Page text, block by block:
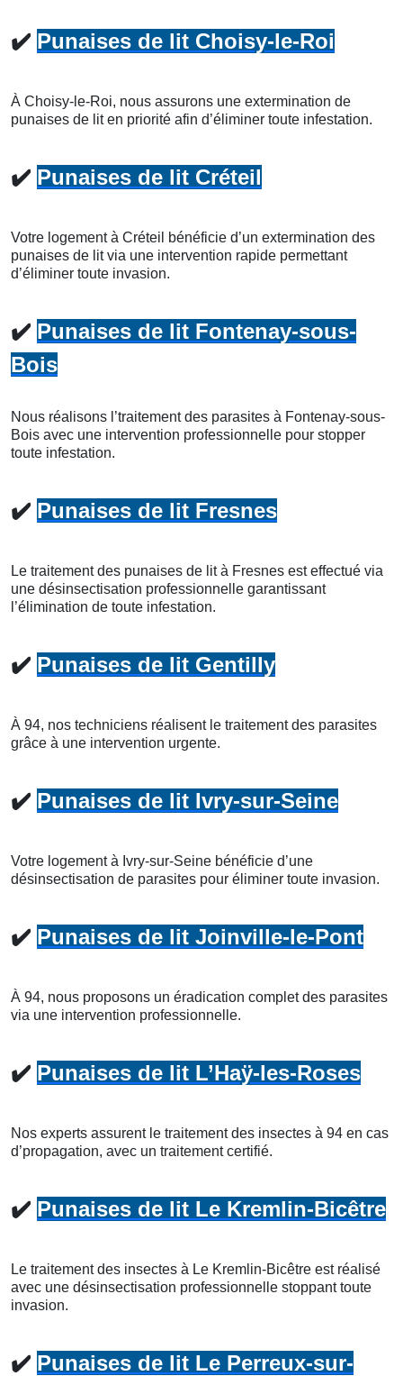
✔️ Punaises de lit Choisy-le-Roi
À Choisy-le-Roi, nous assurons une extermination de
punaises de lit en priorité afin d’éliminer toute infestation.
✔️ Punaises de lit Créteil
Votre logement à Créteil bénéficie d’un extermination des
punaises de lit via une intervention rapide permettant
d’éliminer toute invasion.
✔️ Punaises de lit Fontenay-sous-
Bois
Nous réalisons l’traitement des parasites à Fontenay-sous-
Bois avec une intervention professionnelle pour stopper
toute infestation.
✔️ Punaises de lit Fresnes
Le traitement des punaises de lit à Fresnes est effectué via
une désinsectisation professionnelle garantissant
l’élimination de toute infestation.
✔️ Punaises de lit Gentilly
À 94, nos techniciens réalisent le traitement des parasites
grâce à une intervention urgente.
✔️ Punaises de lit Ivry-sur-Seine
Votre logement à Ivry-sur-Seine bénéficie d’une
désinsectisation de parasites pour éliminer toute invasion.
✔️ Punaises de lit Joinville-le-Pont
À 94, nous proposons un éradication complet des parasites
via une intervention professionnelle.
✔️ Punaises de lit L’Haÿ-les-Roses
Nos experts assurent le traitement des insectes à 94 en cas
d’propagation, avec un traitement certifié.
✔️ Punaises de lit Le Kremlin-Bicêtre
Le traitement des insectes à Le Kremlin-Bicêtre est réalisé
avec une désinsectisation professionnelle stoppant toute
invasion.
✔️ Punaises de lit Le Perreux-sur-